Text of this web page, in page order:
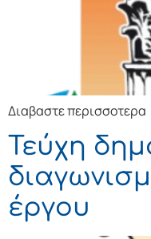
Διαβαστε περισσοτερα
Τεύχη
έργου